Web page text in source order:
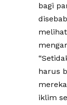
bagi
harus
iklim